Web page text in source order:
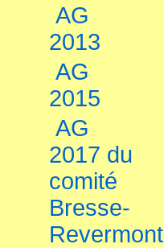
AG
2013
AG
2015
AG
2017 du
comité
Bresse-
Revermont